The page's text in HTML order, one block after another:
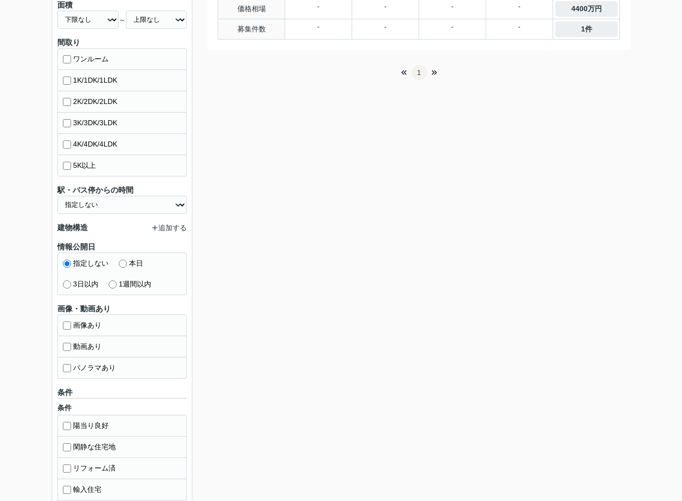
価格相場 - - - - 4400万円
募集件数 - - - - 1件
1
面積
～
間取り
ワンルーム
1K/1DK/1LDK
2K/2DK/2LDK
3K/3DK/3LDK
4K/4DK/4LDK
5K以上
駅・バス停からの時間
建物構造 追加する
情報公開日
指定しない 本日
3日以内 1週間以内
画像・動画あり
画像あり
動画あり
パノラマあり
条件
条件
陽当り良好
閑静な住宅地
リフォーム済
輸入住宅